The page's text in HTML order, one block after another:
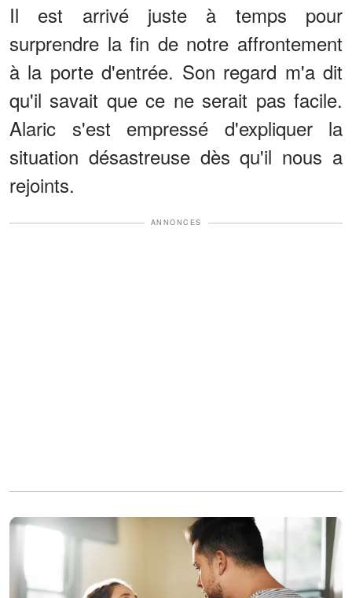
Il est arrivé juste à temps pour
surprendre la fin de notre affrontement
à la porte d'entrée. Son regard m'a dit
qu'il savait que ce ne serait pas facile.
Alaric s'est empressé d'expliquer la
situation désastreuse dès qu'il nous a
rejoints.
ANNONCES